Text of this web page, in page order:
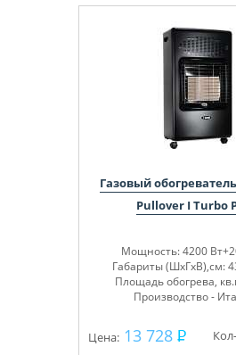
Газовый
Pullover I Turbo
Мощность: 4200
Габариты (ШхГхВ),см:
Площадь обогрева,
Производство -
Цена: 13 728